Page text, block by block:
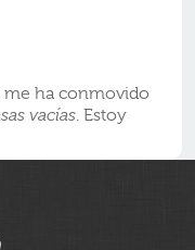
ha conmovido
vacías. Estoy